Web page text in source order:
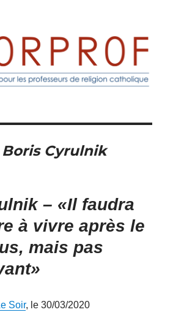
Boris Cyrulnik
– «Il faudra
à vivre après le
mais pas
Soir, le 30/03/2020